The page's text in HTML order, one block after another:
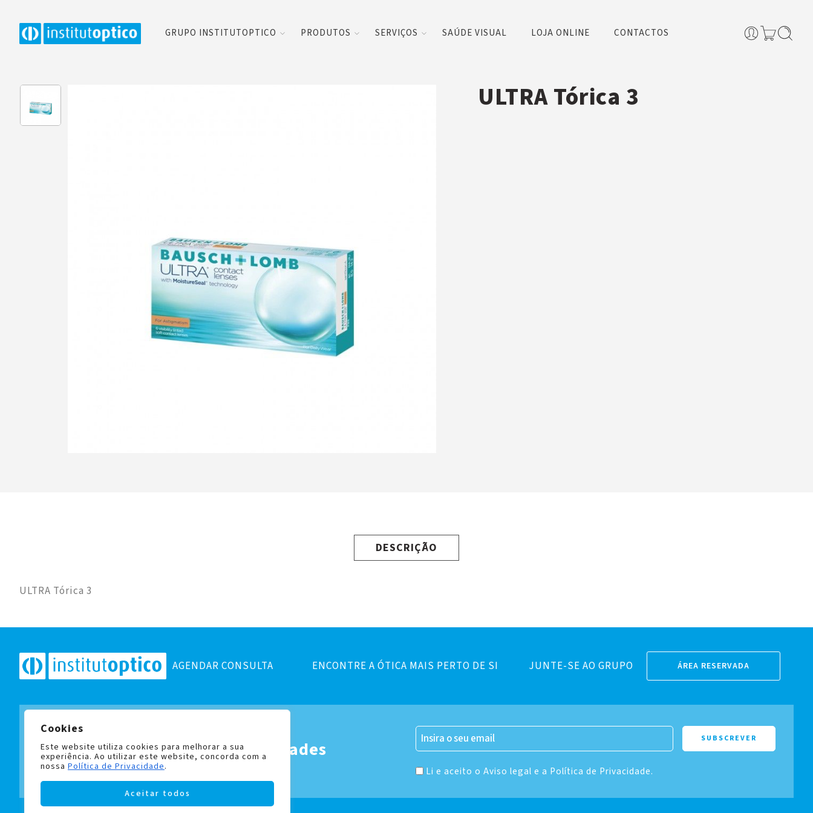
Cookies
Este website utiliza cookies para melhorar a sua
experiência. Ao utilizar este website, concorda com a
nossa Política de Privacidade.
Aceitar todos
GRUPO INSTITUTOPTICO PRODUTOS SERVIÇOS SAÚDE VISUAL LOJA ONLINE CONTACTOS
ULTRA Tórica 3
DESCRIÇÃO
ULTRA Tórica 3
AGENDAR CONSULTA ENCONTRE A ÓTICA MAIS PERTO DE SI JUNTE-SE AO GRUPO ÁREA RESERVADA
Subscreva a nossa newsletter
e fique a par de todas as novidades
Li e aceito o Aviso legal e a Política de Privacidade.